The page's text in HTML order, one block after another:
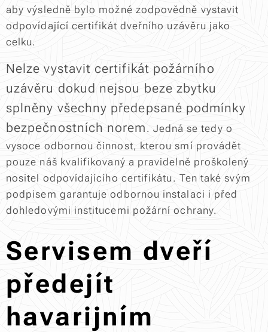
aby výsledně bylo možné zodpovědně vystavit
odpovídající certifikát dveřního uzávěru jako
celku.
Nelze vystavit certifikát požárního
uzávěru dokud nejsou beze zbytku
splněny všechny předepsané podmínky
bezpečnostních norem . Jedná se tedy o
vysoce odbornou činnost, kterou smí provádět
pouze náš kvalifikovaný a pravidelně proškolený
nositel odpovídajícího certifikátu. Ten také svým
podpisem garantuje odbornou instalaci i před
dohledovými institucemi požární ochrany.
Servisem dveří
předejít
havarijním